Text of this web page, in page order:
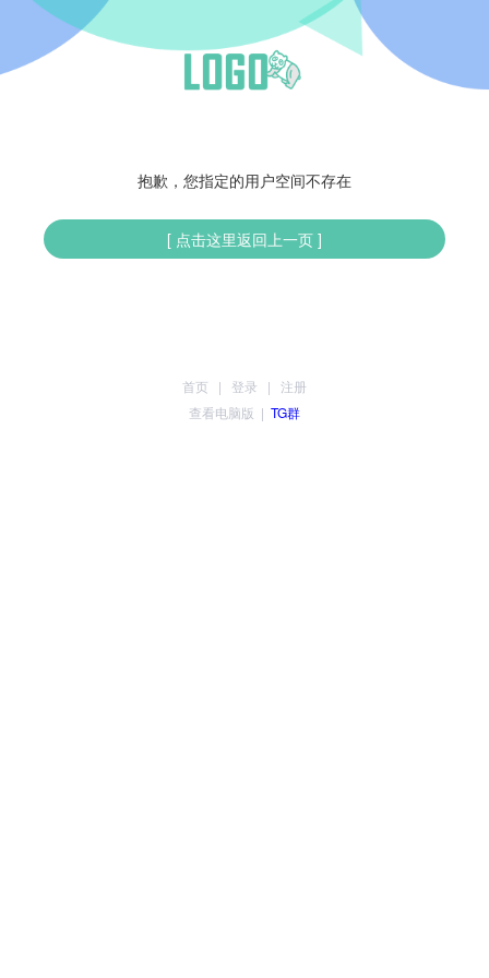
抱歉，您指定的用户空间不存在
[ 点击这里返回上一页 ]
首页 | 登录 | 注册
查看电脑版 | TG群